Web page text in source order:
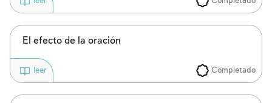
El efecto de la oración
Completado
leer